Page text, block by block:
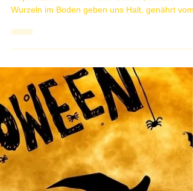
7 min read
Hexenwald Maerchenwald
Gepflanzt sind wir von den Göttern, unsere
Wurzeln im Boden geben uns Halt, genährt vom
Humus...